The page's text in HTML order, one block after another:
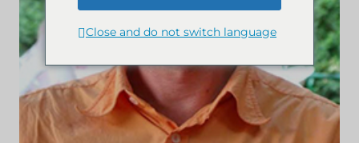
Close and do not switch language